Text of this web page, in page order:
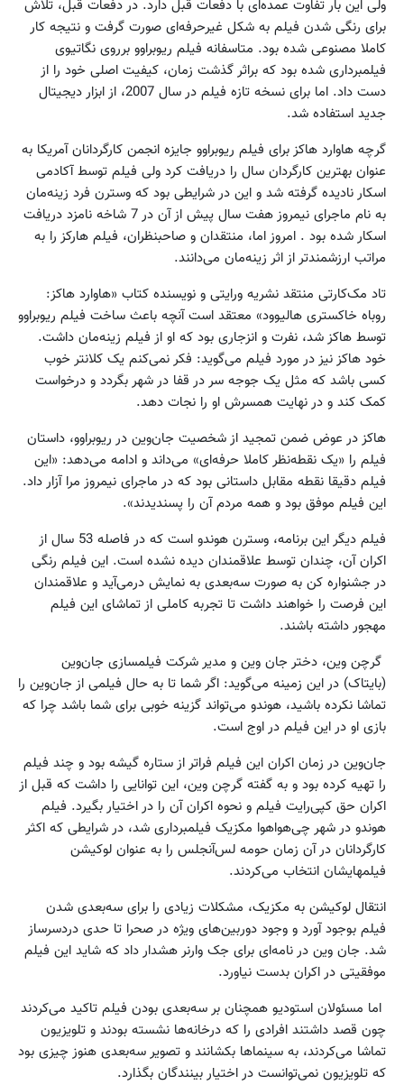
ولی این بار تفاوت عمده‌ای با دفعات قبل دارد. در دفعات قبل، تلاش
برای رنگی شدن فیلم به شکل غیرحرفه‌ای صورت گرفت و نتیجه کار
کاملا مصنوعی شده بود. متاسفانه فیلم ریوبراوو برروی نگاتیوی
فیلمبرداری شده بود که براثر گذشت زمان، کیفیت اصلی خود را از
دست داد. اما برای نسخه تازه فیلم در سال 2007، از ابزار دیجیتال
جدید استفاده شد.
گرچه هاوارد هاکز برای فیلم ریوبراوو جایزه انجمن کارگردانان آمریکا به
عنوان بهترین کارگردان سال را دریافت کرد ولی فیلم توسط آکادمی
اسکار نادیده گرفته شد و این در شرایطی بود که وسترن فرد زینه‌مان
به نام ماجرای نیمروز هفت سال پیش از آن در 7 شاخه نامزد دریافت
اسکار شده بود . امروز اما، منتقدان و صاحبنظران، فیلم‌ هارکز را به
مراتب ارزشمندتر از اثر زینه‌مان می‌دانند.
تاد مک‌کارتی منتقد نشریه ورایتی و نویسنده کتاب «هاوارد هاکز:
روباه خاکستری هالیوود» معتقد است آنچه باعث ساخت فیلم ریوبراوو
توسط هاکز شد، نفرت و انزجاری بود که او از فیلم زینه‌مان داشت.
خود هاکز نیز در مورد فیلم می‌گوید: فکر نمی‌کنم یک کلانتر خوب
کسی باشد که مثل یک جوجه سر در قفا در شهر بگردد و درخواست
کمک کند و در نهایت همسرش او را نجات دهد.
هاکز در عوض ضمن تمجید از شخصیت جان‌وین در ریوبراوو، داستان
فیلم را «یک نقطه‌نظر کاملا حرفه‌ای» می‌داند و ادامه می‌دهد: «این
فیلم دقیقا نقطه مقابل داستانی بود که در ماجرای نیمروز مرا آزار داد.
این فیلم موفق بود و همه مردم آن را پسندیدند».
فیلم دیگر این برنامه، وسترن هوندو است که در فاصله 53 سال از
اکران آن، چندان توسط علاقمندان دیده نشده است. این فیلم رنگی
در جشنواره کن به صورت سه‌بعدی به نمایش درمی‌آید و علاقمندان
این فرصت را خواهند داشت تا تجربه کاملی از تماشای این فیلم
مهجور داشته باشند.
گرچن وین، دختر جان وین و مدیر شرکت فیلمسازی جان‌وین
(بایتاک) در این زمینه می‌گوید: اگر شما تا به حال فیلمی از جان‌وین را
تماشا نکرده باشید، هوندو می‌تواند گزینه خوبی برای شما باشد چرا که
بازی او در این فیلم در اوج است.
جان‌وین در زمان اکران این فیلم فراتر از ستاره گیشه بود و چند فیلم
را تهیه کرده بود و به گفته گرچن وین، این توانایی را داشت که قبل از
اکران حق کپی‌رایت فیلم و نحوه اکران آن را در اختیار بگیرد. فیلم
هوندو در شهر چی‌هواهوا مکزیک فیلمبرداری شد، در شرایطی که اکثر
کارگردانان در آن زمان حومه لس‌آنجلس را به عنوان لوکیشن
فیلمهایشان انتخاب می‌کردند.
انتقال لوکیشن به مکزیک، مشکلات زیادی را برای سه‌بعدی شدن
فیلم بوجود آورد و وجود دوربین‌های ویژه در صحرا تا حدی دردسرساز
شد. جان وین در نامه‌ای برای جک وارنر هشدار داد که شاید این فیلم
موفقیتی در اکران بدست نیاورد.
اما مسئولان استودیو همچنان بر سه‌بعدی بودن فیلم تاکید می‌کردند
چون قصد داشتند افرادی را که درخانه‌ها نشسته بودند و تلویزیون
تماشا می‌کردند، به سینماها بکشانند و تصویر سه‌بعدی هنوز چیزی بود
که تلویزیون نمی‌توانست در اختیار بینندگان بگذارد.